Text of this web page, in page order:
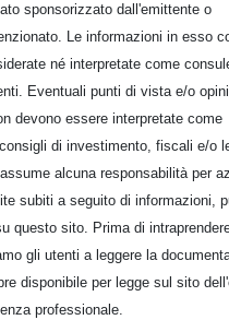
sponsorizzato dall'emittente o
Le informazioni in esso
né interpretate come
Eventuali punti di vista e/o
devono essere interpretate come
di investimento, fiscali e/o
alcuna responsabilità per
subiti a seguito di informazioni,
questo sito. Prima di
gli utenti a leggere la
disponibile per legge sul sito
professionale.